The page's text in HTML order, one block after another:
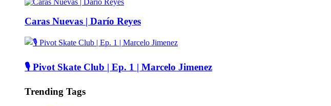
Caras Nuevas | Darío Reyes
🎙️ Pivot Skate Club | Ep. 1 | Marcelo Jimenez
Trending Tags